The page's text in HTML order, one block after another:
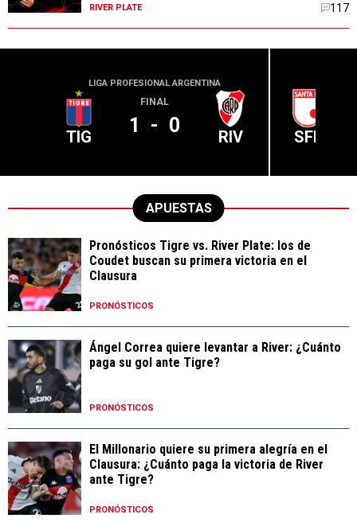
RIVER PLATE 117
LIGA PROFESIONAL ARGENTINA
TIG
FINAL
1 - 0 RIV SFE
APUESTAS
Pronósticos Tigre vs. River Plate: los de
Coudet buscan su primera victoria en el
Clausura
PRONÓSTICOS
Ángel Correa quiere levantar a River: ¿Cuánto
paga su gol ante Tigre?
PRONÓSTICOS
El Millonario quiere su primera alegría en el
Clausura: ¿Cuánto paga la victoria de River
ante Tigre?
PRONÓSTICOS